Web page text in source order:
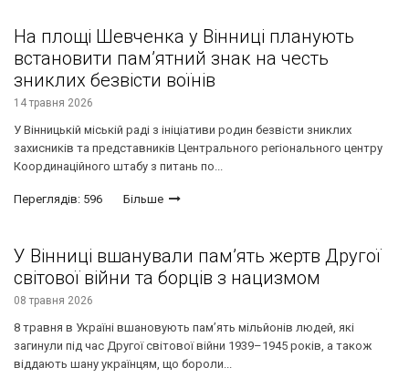
На площі Шевченка у Вінниці планують
встановити пам’ятний знак на честь
зниклих безвісти воїнів
14 травня 2026
У Вінницькій міській раді з ініціативи родин безвісти зниклих
захисників та представників Центрального регіонального центру
Координаційного штабу з питань по...
Переглядів: 596 Більше
У Вінниці вшанували пам’ять жертв Другої
світової війни та борців з нацизмом
08 травня 2026
8 травня в Україні вшановують пам’ять мільйонів людей, які
загинули під час Другої світової війни 1939–1945 років, а також
віддають шану українцям, що бороли...